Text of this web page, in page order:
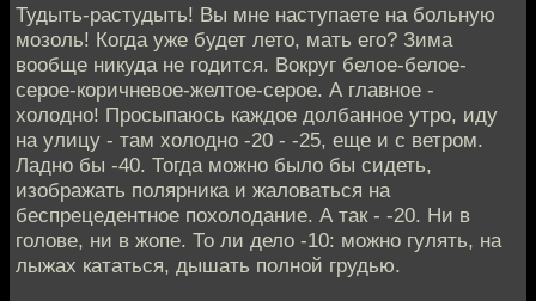
Тудыть-растудыть! Вы мне наступаете на больную
мозоль! Когда уже будет лето, мать его? Зима
вообще никуда не годится. Вокруг белое-белое-
серое-коричневое-желтое-серое. А главное -
холодно! Просыпаюсь каждое долбанное утро, иду
на улицу - там холодно -20 - -25, еще и с ветром.
Ладно бы -40. Тогда можно было бы сидеть,
изображать полярника и жаловаться на
беспрецедентное похолодание. А так - -20. Ни в
голове, ни в жопе. То ли дело -10: можно гулять, на
лыжах кататься, дышать полной грудью.